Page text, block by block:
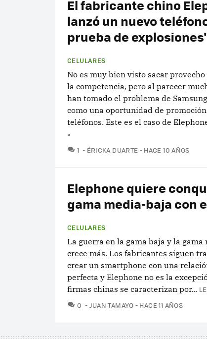
El fabricante chino
lanzó un nuevo
prueba de
CELULARES
No es muy bien visto sacar
la competencia, pero al parecer
han tomado el problema de
como una oportunidad de
teléfonos. Este es el caso de
»
1 COMENTARIOS
ÉRICKA DUARTE HACE 10 AÑOS
Elephone quiere
gama media-baja con
CELULARES
La guerra en la gama baja y la gama
crece más. Los fabricantes siguen
crear un smartphone con una
perfecta y Elephone no es la
firmas chinas se caracterizan por...
0 COMENTARIOS
JUAN TAMAYO HACE 11 AÑOS